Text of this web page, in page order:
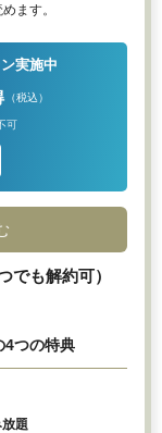
ます。
実施中
（税込）
可
でも解約可）
4つの特典
題